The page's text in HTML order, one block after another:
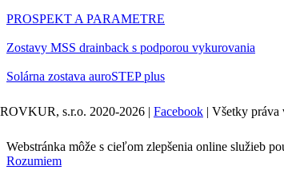
PROSPEKT A PARAMETRE
Zostavy MSS drainback s podporou vykurovania
Solárna zostava auroSTEP plus
s.r.o. 2020-2026 | Facebook | Všetky práva
Webstránka môže s cieľom zlepšenia online služieb
Rozumiem